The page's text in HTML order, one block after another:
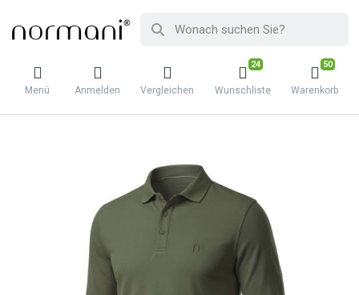
Menü Anmelden Vergleichen
24
Wunschliste
50
Warenkorb